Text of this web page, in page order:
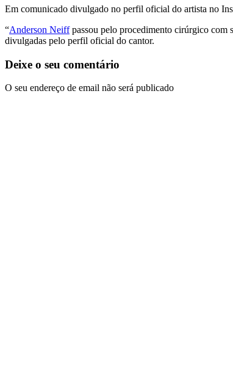
Em comunicado divulgado no perfil oficial do artista no
“Anderson Neiffpassou pelo procedimento cirúrgico com
divulgadas pelo perfil oficial do cantor.
Deixe o seu comentário
O seu endereço de email não será publicado